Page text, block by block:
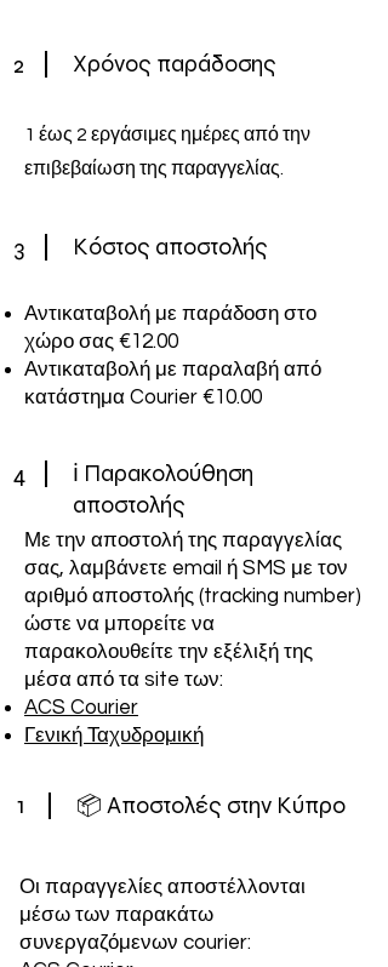
2 Χρόνος παράδοσης
1 έως 2 εργάσιμες ημέρες από την
επιβεβαίωση της παραγγελίας.
3 Κόστος αποστολής
Αντικαταβολή με παράδοση στο
χώρο σας €12.00
Αντικαταβολή με παραλαβή από
κατάστημα Courier €10.00
4
ℹ️ Παρακολούθηση
αποστολής
Με την αποστολή της παραγγελίας
σας, λαμβάνετε email ή SMS με τον
αριθμό αποστολής (tracking number)
ώστε να μπορείτε να
παρακολουθείτε την εξέλιξή της
μέσα από τα site των:
ACS Courier
Γενική Ταχυδρομική
1 📦 Αποστολές στην Κύπρο
Οι παραγγελίες αποστέλλονται
μέσω των παρακάτω
συνεργαζόμενων courier: